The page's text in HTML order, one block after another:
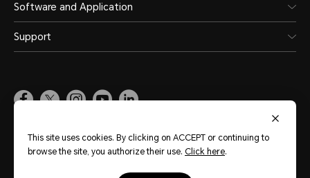
Software and Application
Support
This site uses cookies. By clicking on ACCEPT or continuing to
browse the site, you authorize their use. Click here.